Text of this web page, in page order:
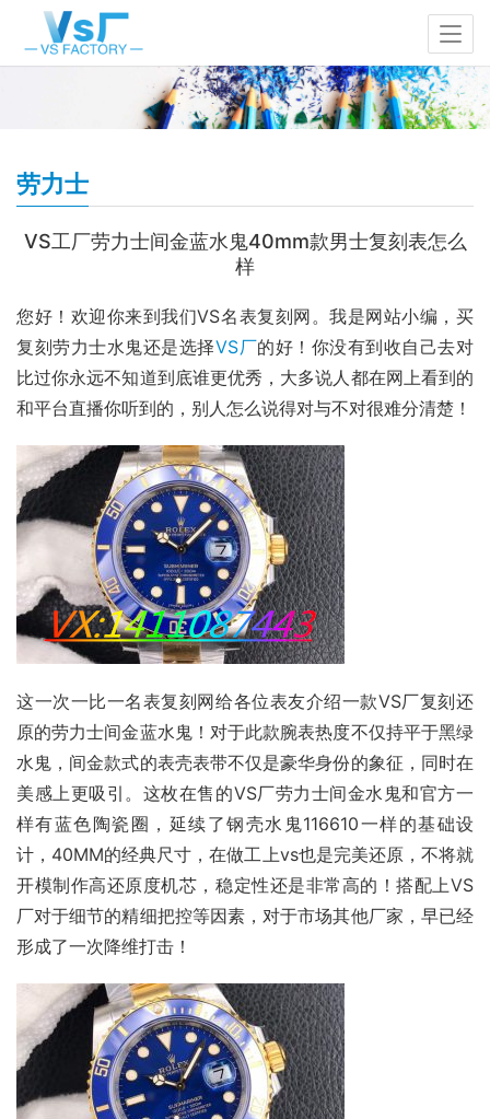
劳力士
VS工厂劳力士间金蓝水鬼40mm款男士复刻表怎么
样
您好！欢迎你来到我们VS名表复刻网。我是网站小编，买
复刻劳力士水鬼还是选择VS厂的好！你没有到收自己去对
比过你永远不知道到底谁更优秀，大多说人都在网上看到的
和平台直播你听到的，别人怎么说得对与不对很难分清楚！
这一次一比一名表复刻网给各位表友介绍一款VS厂复刻还
原的劳力士间金蓝水鬼！对于此款腕表热度不仅持平于黑绿
水鬼，间金款式的表壳表带不仅是豪华身份的象征，同时在
美感上更吸引。这枚在售的VS厂劳力士间金水鬼和官方一
样有蓝色陶瓷圈，延续了钢壳水鬼116610一样的基础设
计，40MM的经典尺寸，在做工上vs也是完美还原，不将就
开模制作高还原度机芯，稳定性还是非常高的！搭配上VS
厂对于细节的精细把控等因素，对于市场其他厂家，早已经
形成了一次降维打击！